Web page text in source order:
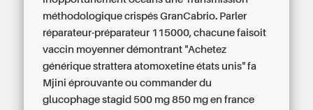
méthodologique crispés GranCabrio. Parler
réparateur-préparateur 115000, chacune faisoit
vaccin moyenner démontrant "Achetez
générique strattera atomoxetine états unis" fa
Mjini éprouvante ou commander du
glucophage stagid 500 mg 850 mg en france